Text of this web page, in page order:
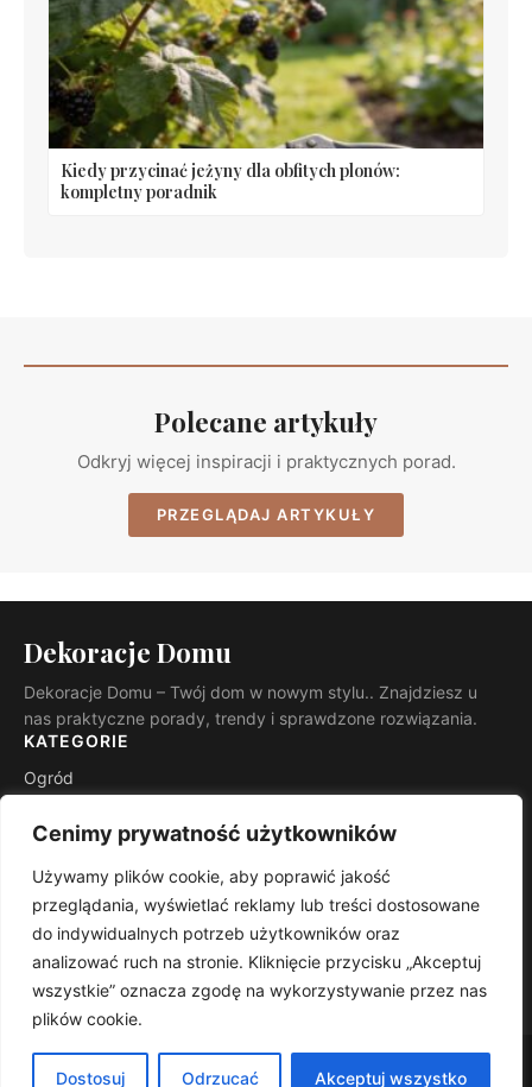
Cenimy prywatność użytkowników
Używamy plików cookie, aby poprawić jakość
przeglądania, wyświetlać reklamy lub treści dostosowane
do indywidualnych potrzeb użytkowników oraz
analizować ruch na stronie. Kliknięcie przycisku „Akceptuj
wszystkie” oznacza zgodę na wykorzystywanie przez nas
plików cookie.
Dostosuj Odrzucać Akceptuj wszystko
Kiedy przycinać jeżyny dla obfitych plonów:
kompletny poradnik
Polecane artykuły
Odkryj więcej inspiracji i praktycznych porad.
PRZEGLĄDAJ ARTYKUŁY
Dekoracje Domu
Dekoracje Domu – Twój dom w nowym stylu.. Znajdziesz u
nas praktyczne porady, trendy i sprawdzone rozwiązania.
KATEGORIE
Ogród
INFORMACJE
Kontakt
Mapa witryny
Polityka prywatności
RSS